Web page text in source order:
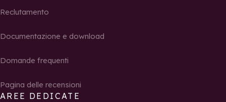
Reclutamento
Documentazione e download
Domande frequenti
Pagina delle recensioni
AREE DEDICATE